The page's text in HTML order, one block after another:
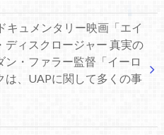
キュメンタリー映画「エイ
ディスクロージャー 真実の
ン・ファラー監督「イーロ
は、UAPに関して多くの事